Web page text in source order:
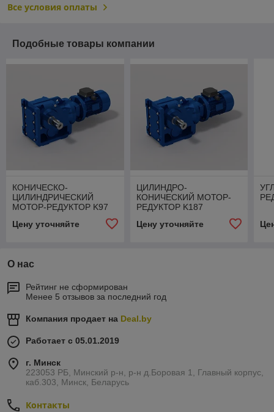
Все условия оплаты
Подобные товары компании
КОНИЧЕСКО-
ЦИЛИНДРИЧЕСКИЙ
МОТОР-РЕДУКТОР K97
Цену уточняйте
ЦИЛИНДРО-
КОНИЧЕСКИЙ МОТОР-
РЕДУКТОР K187
Цену уточняйте
О нас
Рейтинг не сформирован
Менее 5 отзывов за последний год
Компания продает на Deal.by
Работает с 05.01.2019
г. Минск
223053 РБ, Минский р-н, р-н д.Боровая 1, Главный корпус,
каб.303, Минск, Беларусь
Контакты